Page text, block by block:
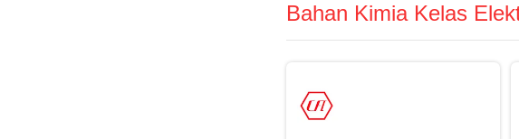
Bahan Kimia Kelas